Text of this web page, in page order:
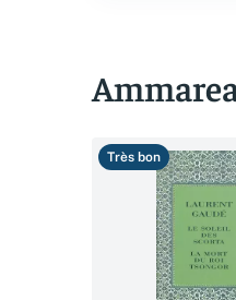
Très bon